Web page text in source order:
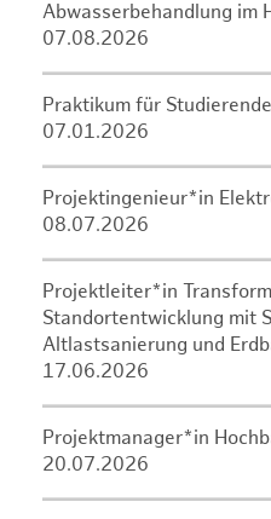
Abwasserbehandlung im
07.08.2026
Praktikum für Studierende
07.01.2026
Projektingenieur*in
08.07.2026
Projektleiter*in
Standortentwicklung mit
Altlastsanierung und
17.06.2026
Projektmanager*in
20.07.2026